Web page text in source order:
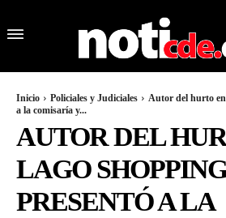
Inicio Policiales y Judiciales
Autor del hurto
a la comisaría y...
AUTOR DEL
LAGO
PRESENTÓ A LA